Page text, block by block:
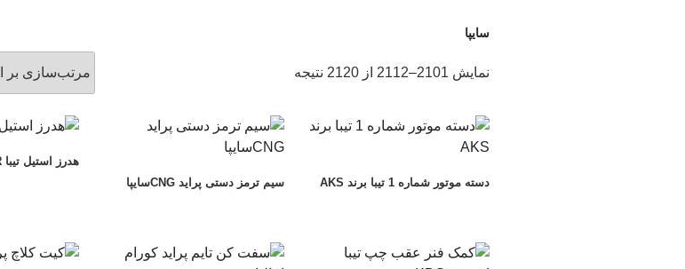
سایپا
نمایش 2101–2112 از 2120 نتیجه
اساس
جدیدترین
دسته موتور شماره 1 تیبا برند AKS سیم ترمز دستی پراید CNGسایپا
هدرز استیل تیبا HZ POWER